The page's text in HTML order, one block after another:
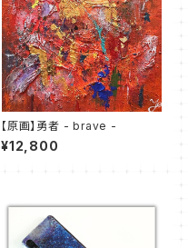
【原画】勇者 - brave -
¥12,800